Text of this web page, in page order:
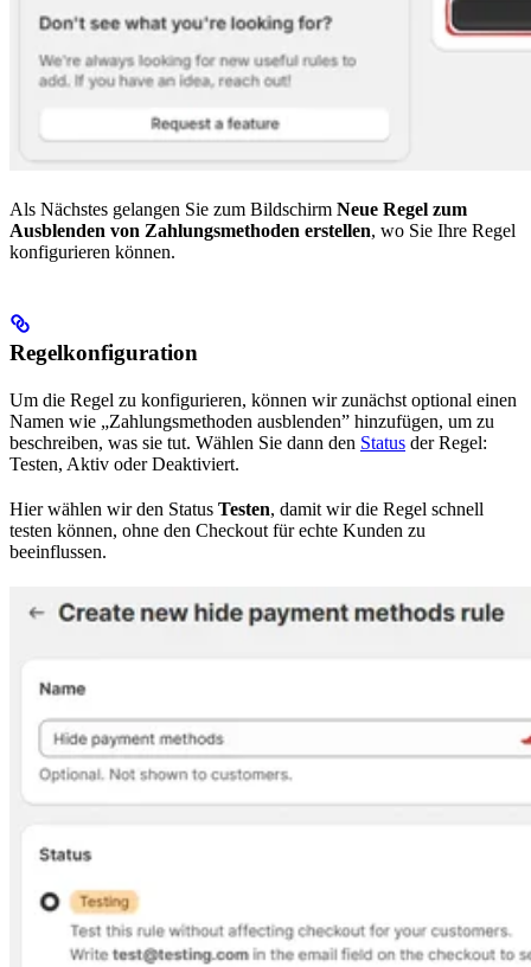
Als Nächstes gelangen Sie zum Bildschirm Neue Regel zum
Ausblenden von Zahlungsmethoden erstellen, wo Sie Ihre Regel
konfigurieren können.
Regelkonfiguration
Um die Regel zu konfigurieren, können wir zunächst optional einen
Namen wie „Zahlungsmethoden ausblenden” hinzufügen, um zu
beschreiben, was sie tut. Wählen Sie dann den Status der Regel:
Testen, Aktiv oder Deaktiviert.
Hier wählen wir den Status Testen, damit wir die Regel schnell
testen können, ohne den Checkout für echte Kunden zu
beeinflussen.